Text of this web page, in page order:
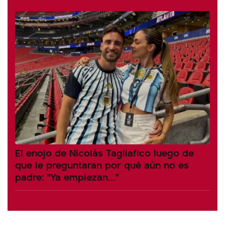
El enojo de Nicolás Tagliafico luego de
que le preguntaran por qué aún no es
padre: "Ya empiezan..."